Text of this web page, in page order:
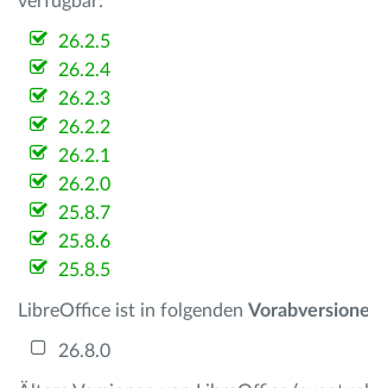
26.2.5
26.2.4
26.2.3
26.2.2
26.2.1
26.2.0
25.8.7
25.8.6
25.8.5
LibreOffice ist in folgenden
26.8.0